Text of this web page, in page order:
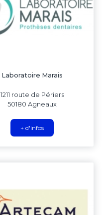
Laboratoire Marais
1211 route de Périers
50180 Agneaux
+ d'infos